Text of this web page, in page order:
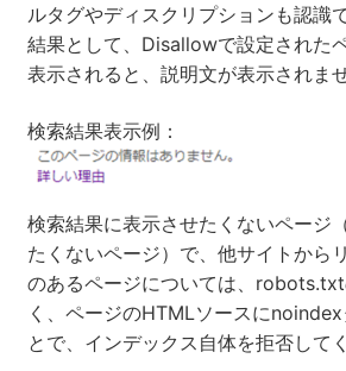
ルタグやディスクリプションも認識
結果として、Disallowで設定された
表示されると、説明文が表示されませ
検索結果表示例：
検索結果に表示させたくないページ
たくないページ）で、他サイトから
のあるページについては、
く、ページのHTMLソースに
とで、インデックス自体を拒否して